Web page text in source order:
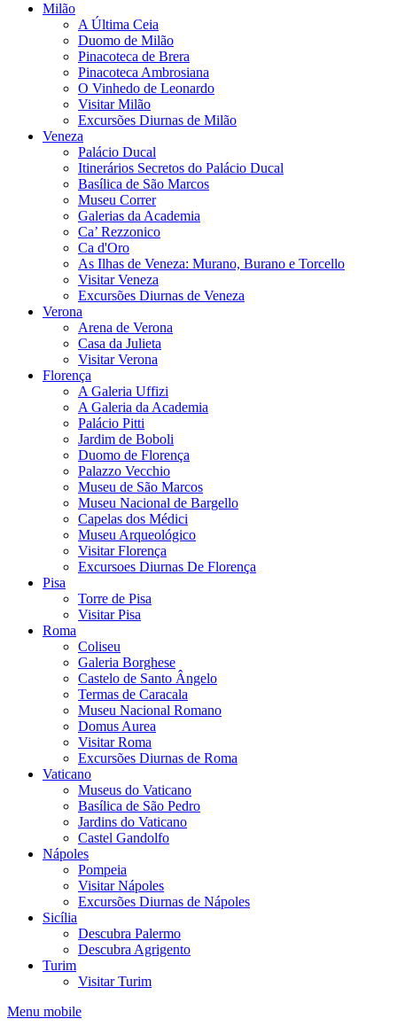
Milão
A Última Ceia
Duomo de Milão
Pinacoteca de Brera
Pinacoteca Ambrosiana
O Vinhedo de Leonardo
Visitar Milão
Excursões Diurnas de Milão
Veneza
Palácio Ducal
Itinerários Secretos do Palácio Ducal
Basílica de São Marcos
Museu Correr
Galerias da Academia
Ca’ Rezzonico
Ca d'Oro
As Ilhas de Veneza: Murano, Burano e Torcello
Visitar Veneza
Excursões Diurnas de Veneza
Verona
Arena de Verona
Casa da Julieta
Visitar Verona
Florença
A Galeria Uffizi
A Galeria da Academia
Palácio Pitti
Jardim de Boboli
Duomo de Florença
Palazzo Vecchio
Museu de São Marcos
Museu Nacional de Bargello
Capelas dos Médici
Museu Arqueológico
Visitar Florença
Excursoes Diurnas De Florença
Pisa
Torre de Pisa
Visitar Pisa
Roma
Coliseu
Galeria Borghese
Castelo de Santo Ângelo
Termas de Caracala
Museu Nacional Romano
Domus Aurea
Visitar Roma
Excursões Diurnas de Roma
Vaticano
Museus do Vaticano
Basílica de São Pedro
Jardins do Vaticano
Castel Gandolfo
Nápoles
Pompeia
Visitar Nápoles
Excursões Diurnas de Nápoles
Sicília
Descubra Palermo
Descubra Agrigento
Turim
Visitar Turim
Menu mobile